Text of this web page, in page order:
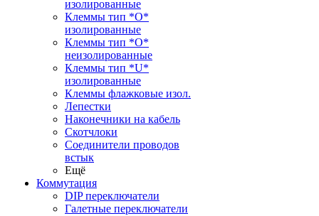
изолированные
Клеммы тип *O*
изолированные
Клеммы тип *O*
неизолированные
Клеммы тип *U*
изолированные
Клеммы флажковые изол.
Лепестки
Наконечники на кабель
Скотчлоки
Соединители проводов
встык
Ещё
Коммутация
DIP переключатели
Галетные переключатели